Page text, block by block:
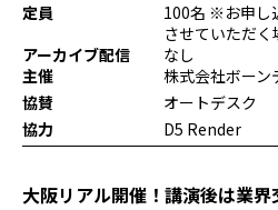
定員
100名 ※お申し
させていただく
アーカイブ配信
なし
主催
株式会社ボーン
協賛
オートデスク
協力
D5 Render
大阪リアル開催！講演後は業